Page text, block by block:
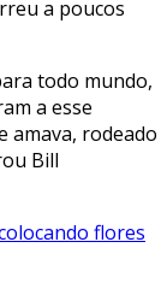
a poucos
todo mundo,
a esse
amava, rodeado
Bill
flores